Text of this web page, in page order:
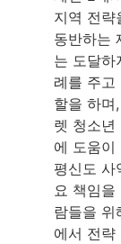
지역 전략
동반하는
는 도달하
례를 주고
할을 하며
렛 청소년
에 도움이
평신도 사
요 책임
람들을 위
에서 전략